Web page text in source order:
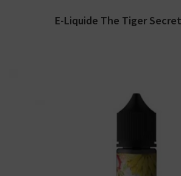
E-Liquide The Tiger